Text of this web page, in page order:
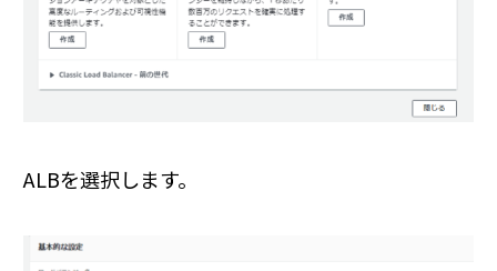
ALBを選択します。